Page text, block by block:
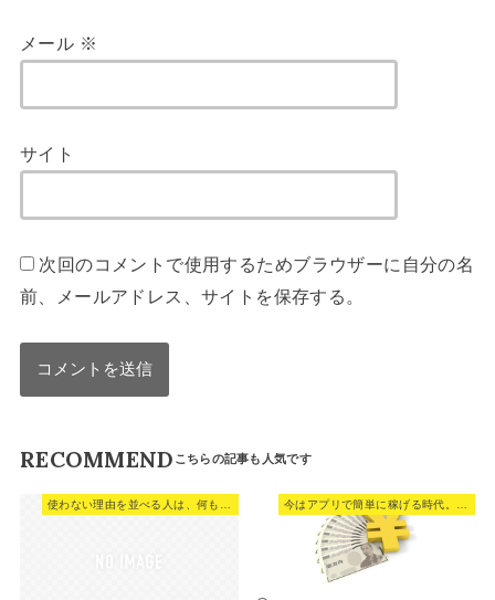
メール ※
サイト
次回のコメントで使用するためブラウザーに自分の名
前、メールアドレス、サイトを保存する。
RECOMMEND